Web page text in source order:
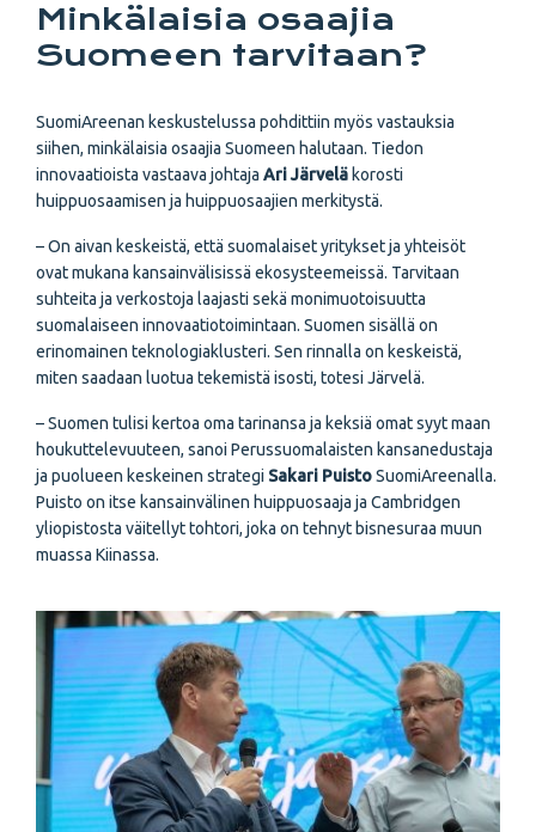
Minkälaisia osaajia
Suomeen tarvitaan?
SuomiAreenan keskustelussa pohdittiin myös vastauksia
siihen, minkälaisia osaajia Suomeen halutaan. Tiedon
innovaatioista vastaava johtaja Ari Järvelä korosti
huippuosaamisen ja huippuosaajien merkitystä.
– On aivan keskeistä, että suomalaiset yritykset ja yhteisöt
ovat mukana kansainvälisissä ekosysteemeissä. Tarvitaan
suhteita ja verkostoja laajasti sekä monimuotoisuutta
suomalaiseen innovaatiotoimintaan. Suomen sisällä on
erinomainen teknologiaklusteri. Sen rinnalla on keskeistä,
miten saadaan luotua tekemistä isosti, totesi Järvelä.
– Suomen tulisi kertoa oma tarinansa ja keksiä omat syyt maan
houkuttelevuuteen, sanoi Perussuomalaisten kansanedustaja
ja puolueen keskeinen strategi Sakari PuistoSuomiAreenalla.
Puisto on itse kansainvälinen huippuosaaja ja Cambridgen
yliopistosta väitellyt tohtori, joka on tehnyt bisnesuraa muun
muassa Kiinassa.